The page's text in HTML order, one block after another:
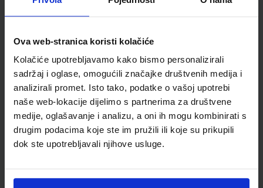
Ova web-stranica koristi kolačiće
Kolačiće upotrebljavamo kako bismo personalizirali
sadržaj i oglase, omogućili značajke društvenih medija i
analizirali promet. Isto tako, podatke o vašoj upotrebi
naše web-lokacije dijelimo s partnerima za društvene
medije, oglašavanje i analizu, a oni ih mogu kombinirati s
drugim podacima koje ste im pružili ili koje su prikupili
dok ste upotrebljavali njihove usluge.
Omot PVC za školske
udžbenike; dimenzije
436x272; tip 179